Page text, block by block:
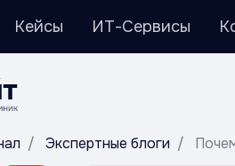
Кейсы ИТ-Сервисы
Экспертные блоги